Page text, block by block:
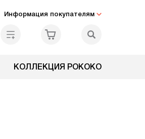
Информация покупателям
КОЛЛЕКЦИЯ РОКОКО